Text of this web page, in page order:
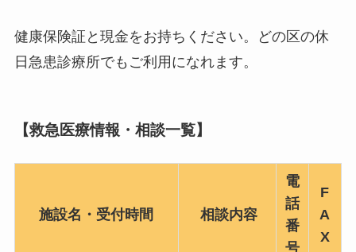
健康保険証と現金をお持ちください。どの区の休
日急患診療所でもご利用になれます。
【救急医療情報・相談一覧】
施設名・受付時間 相談内容
電
話
番
号
F
A
X